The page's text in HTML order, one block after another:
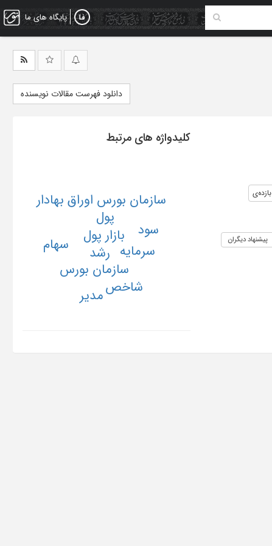
پایگاه های ما
دانلود فهرست مقالات نویسنده
بازده‌ی
پیشنهاد دیگران
کلیدواژه های مرتبط
بازار پول
پول
رشد
سازمان بورس
سازمان بورس اوراق بهادار
سرمایه سهام
سود
شاخصمدیر